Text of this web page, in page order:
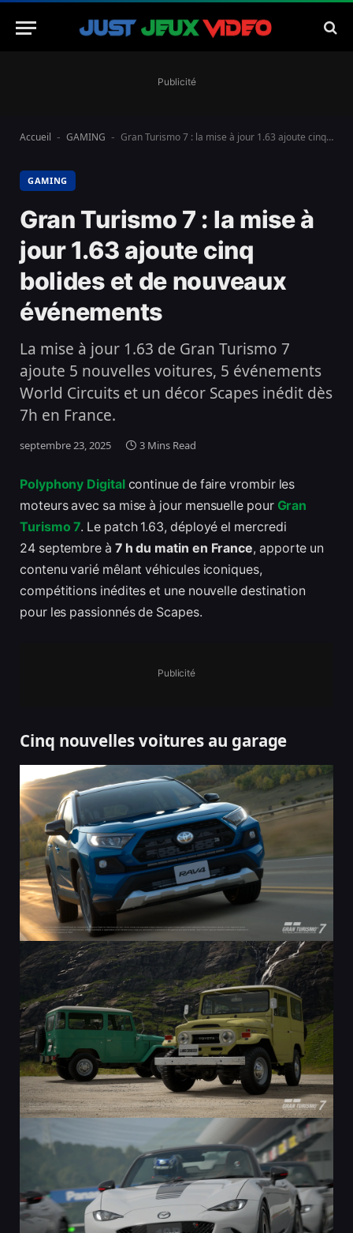
Publicité
Accueil - GAMING - Gran Turismo 7 : la mise à jour 1.63 ajoute cinq bolides et de nouveaux événements
GAMING
Gran Turismo 7 : la mise à
jour 1.63 ajoute cinq
bolides et de nouveaux
événements
La mise à jour 1.63 de Gran Turismo 7
ajoute 5 nouvelles voitures, 5 événements
World Circuits et un décor Scapes inédit dès
7h en France.
septembre 23, 2025 3 Mins Read
Polyphony Digitalcontinue de faire vrombir les
moteurs avec sa mise à jour mensuelle pour Gran
Turismo 7. Le patch 1.63, déployé el mercredi
24 septembre à 7 h du matin en France, apporte un
contenu varié mêlant véhicules iconiques,
compétitions inédites et une nouvelle destination
pour les passionnés de Scapes.
Publicité
Cinq nouvelles voitures au garage